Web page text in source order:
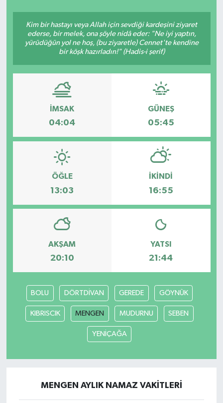
Kim bir hastayı veya Allah için sevdiği kardeşini ziyaret
ederse, bir melek, ona şöyle nidâ eder: "Ne iyi yaptın,
yürüdüğün yol ne hoş, (bu ziyaretle) Cennet'te kendine
bir köşk hazırladın!" (Hadis-i şerif)
İMSAK
04:04
GÜNEŞ
05:45
ÖĞLE
13:03
İKINDI
16:55
AKŞAM
20:10
YATSI
21:44
BOLU DÖRTDİVAN GEREDE GÖYNÜK
KIBRISCIK MENGEN MUDURNU SEBEN
YENİÇAĞA
MENGEN AYLIK NAMAZ VAKITLERI
Spor
Türkiye